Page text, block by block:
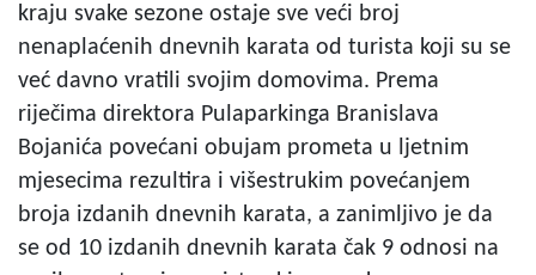
kraju svake sezone ostaje sve veći broj
nenaplaćenih dnevnih karata od turista koji su se
već davno vratili svojim domovima. Prema
riječima direktora Pulaparkinga Branislava
Bojanića povećani obujam prometa u ljetnim
mjesecima rezultira i višestrukim povećanjem
broja izdanih dnevnih karata, a zanimljivo je da
se od 10 izdanih dnevnih karata čak 9 odnosi na